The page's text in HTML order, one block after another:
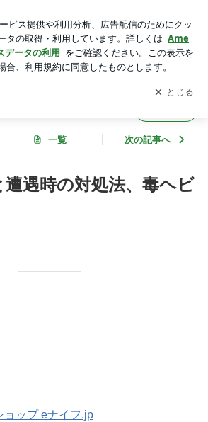
主のブログ
して ブログの更新通知
を受け取りまし
開く
一覧 次の記事へ
遇時の対処法、毒ヘビ
ョップ eナイフ.jp